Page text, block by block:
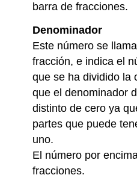
barra de fracciones.
Denominador
Este número se
fracción, e indica el
que se ha dividido la
que el denominador
distinto de cero ya
partes que puede
uno.
El número por
fracciones.